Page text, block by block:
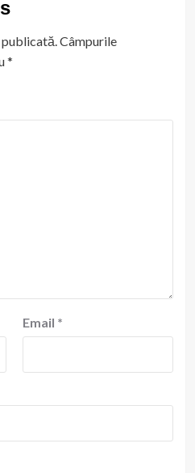
Câmpurile
*
Email *